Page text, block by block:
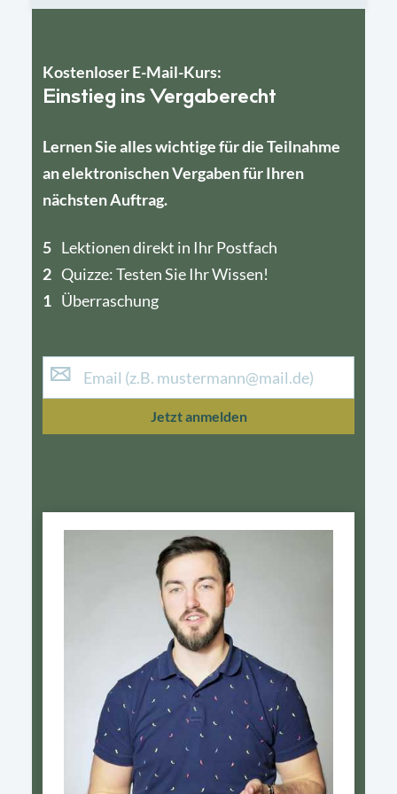
Kostenloser E-Mail-Kurs:
Einstieg ins Vergaberecht
Lernen Sie alles wichtige für die Teilnahme
an elektronischen Vergaben für Ihren
nächsten Auftrag.
5 Lektionen direkt in Ihr Postfach
2 Quizze: Testen Sie Ihr Wissen!
1 Überraschung
4
1
Jetzt anmelden